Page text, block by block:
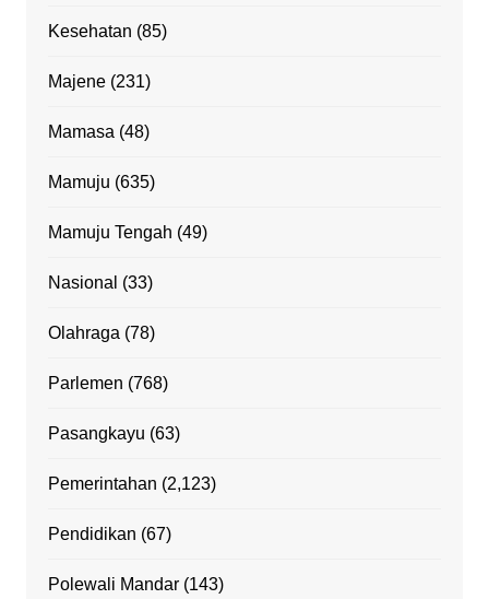
Kesehatan (85)
Majene(231)
Mamasa (48)
Mamuju (635)
Mamuju Tengah (49)
Nasional (33)
Olahraga (78)
Parlemen (768)
Pasangkayu (63)
Pemerintahan (2,123)
Pendidikan (67)
Polewali Mandar(143)